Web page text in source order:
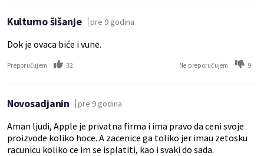
Kulturno šišanje pre 9 godina
Dok je ovaca biće i vune.
Preporučujem 32 Ne preporučujem 9
Novosadjanin pre 9 godina
Aman ljudi, Apple je privatna firma i ima pravo da ceni svoje
proizvode koliko hoce. A zacenice ga toliko jer imau zetosku
racunicu koliko ce im se isplatiti, kao i svaki do sada.